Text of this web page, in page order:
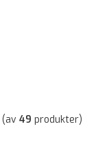
(av 49 produkter)